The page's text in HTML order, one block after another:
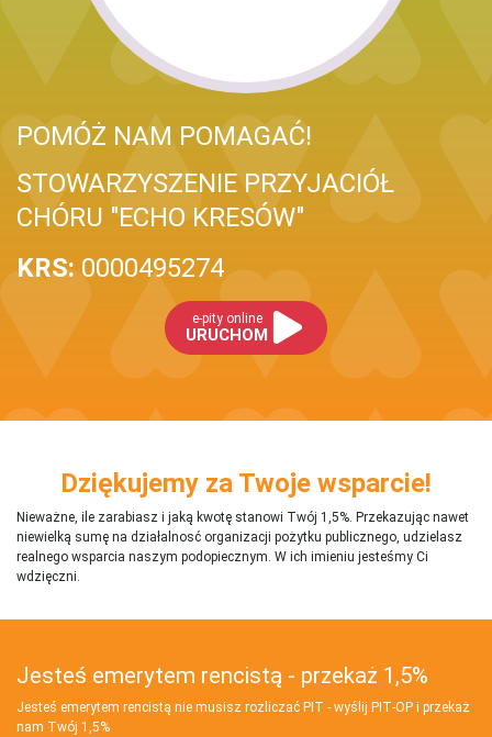
POMÓŻ NAM POMAGAĆ!
STOWARZYSZENIE PRZYJACIÓŁ
CHÓRU "ECHO KRESÓW"
KRS: 0000495274
e-pity online
URUCHOM
Dziękujemy za Twoje wsparcie!
Nieważne, ile zarabiasz i jaką kwotę stanowi Twój 1,5%. Przekazując nawet
niewielką sumę na działalnosć organizacji pożytku publicznego, udzielasz
realnego wsparcia naszym podopiecznym. W ich imieniu jesteśmy Ci
wdzięczni.
Jesteś emerytem rencistą - przekaż 1,5%
Jesteś emerytem rencistą nie musisz rozliczać PIT - wyślij PIT‑OP i przekaż
nam Twój 1,5%